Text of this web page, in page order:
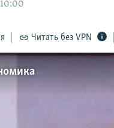
Читать без VPN